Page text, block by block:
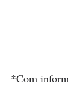
*Com